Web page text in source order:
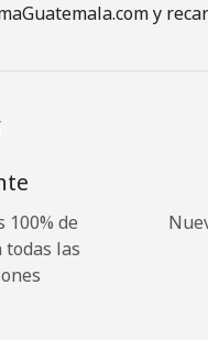
y
100% de
las